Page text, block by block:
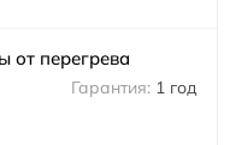
от перегрева
1 год